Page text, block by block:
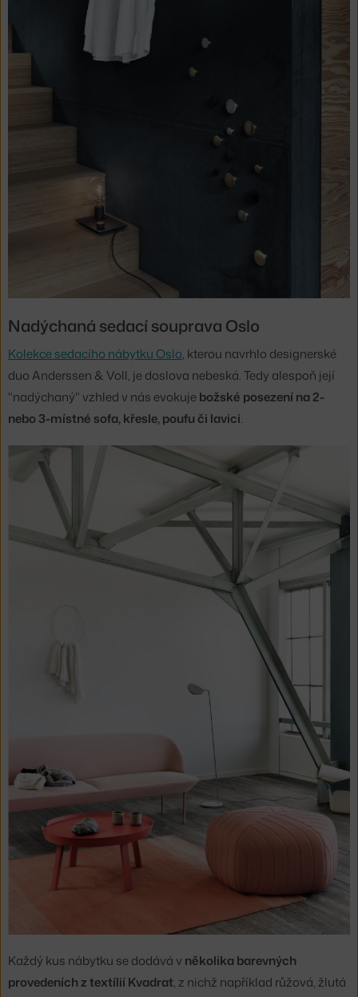
Nadýchaná sedací souprava Oslo
Kolekce sedacího nábytku Oslo, kterou navrhlo designerské
duo Anderssen & Voll, je doslova nebeská. Tedy alespoň její
"nadýchaný" vzhled v nás evokujebožské posezení na 2-
nebo 3-místné sofa, křesle, poufu či lavici.
Každý kus nábytku se dodává v několika barevných
provedeních z textílií Kvadrat, z nichž například růžová, žlutá